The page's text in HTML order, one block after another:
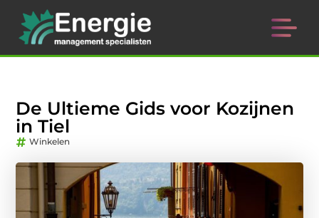
De Ultieme Gids voor Kozijnen
in Tiel
Winkelen